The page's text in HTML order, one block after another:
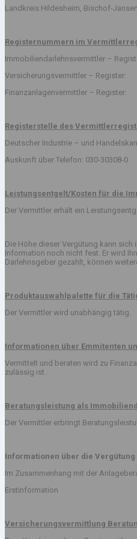
Landkreis Hildesheim, Bischof-
Registernummern im
Immobiliendarlehnsvermittler
Versicherungsvermittler –
Finanzanlagenvermittler –
Registerstelle des
Deutscher Industrie – und
Auskunft über Telefon: 030-
Leistungsentgelt/Kosten für die
Der Vermittler erhält ein
Die Höhe dieser Vergütung kann
Information noch nicht fest. Er wird
Darlehnsgeber gezahlt, können
Produktauswahlpalette für die
Der Vermittler wird unabhängig tätig.
Informationen über Emmitenten
Vermittelt und beraten wird zu
zulässig ist.
Beratungsleistung als
Der Vermittler erbringt
Informationen über die
Im Zusammenhang mit der
Erstinformation
Versicherungsvermittlung